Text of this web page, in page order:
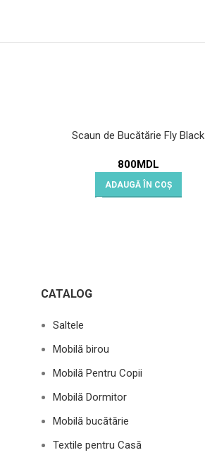
Scaun de Bucătărie Fly Black
800MDL
ADAUGĂ ÎN COȘ
CATALOG
Saltele
Mobilă birou
Mobilă Pentru Copii
Mobilă Dormitor
Mobilă bucătărie
Textile pentru Casă